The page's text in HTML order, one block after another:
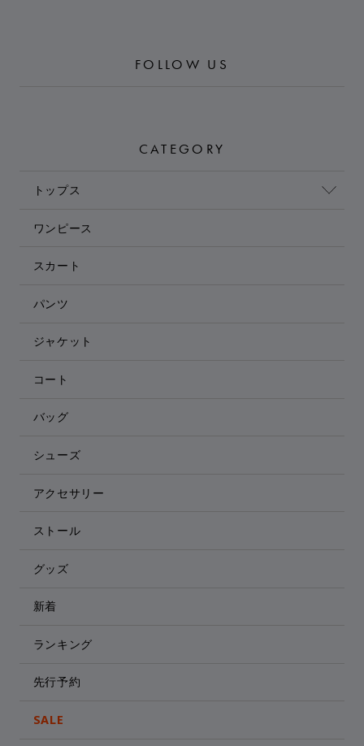
FOLLOW US
CATEGORY
トップス
ワンピース
スカート
パンツ
ジャケット
コート
バッグ
シューズ
アクセサリー
ストール
グッズ
新着
ランキング
先行予約
SALE